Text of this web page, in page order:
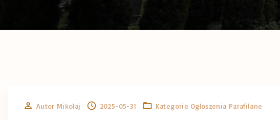
Autor Mikołaj 2025-05-31 Kategorie Ogłoszenia Parafilane